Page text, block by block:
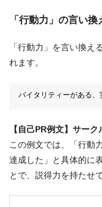
「行動力」の言い
「行動力」を言い換え
れます。
バイタリティーがある
【自己PR例文】サー
この例文では、「行動
達成した」と具体的に
とで、説得力を持たせ